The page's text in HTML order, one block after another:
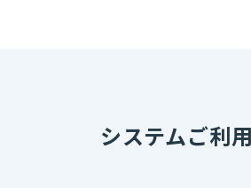
システムご利